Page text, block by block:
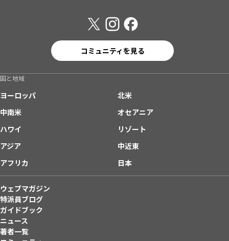
コミュニティを見る
国と地域
ヨーロッパ
北米
中南米
オセアニア
ハワイ
リゾート
アジア
中近東
アフリカ
日本
ウェブマガジン
特派員ブログ
ガイドブック
ニュース
著者一覧